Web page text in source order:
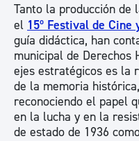
Tanto la producción de
el 15º Festival de Cine
guía didáctica, han
municipal de Derechos
ejes estratégicos es la
de la memoria
reconociendo el papel
en la lucha y en la
de estado de 1936